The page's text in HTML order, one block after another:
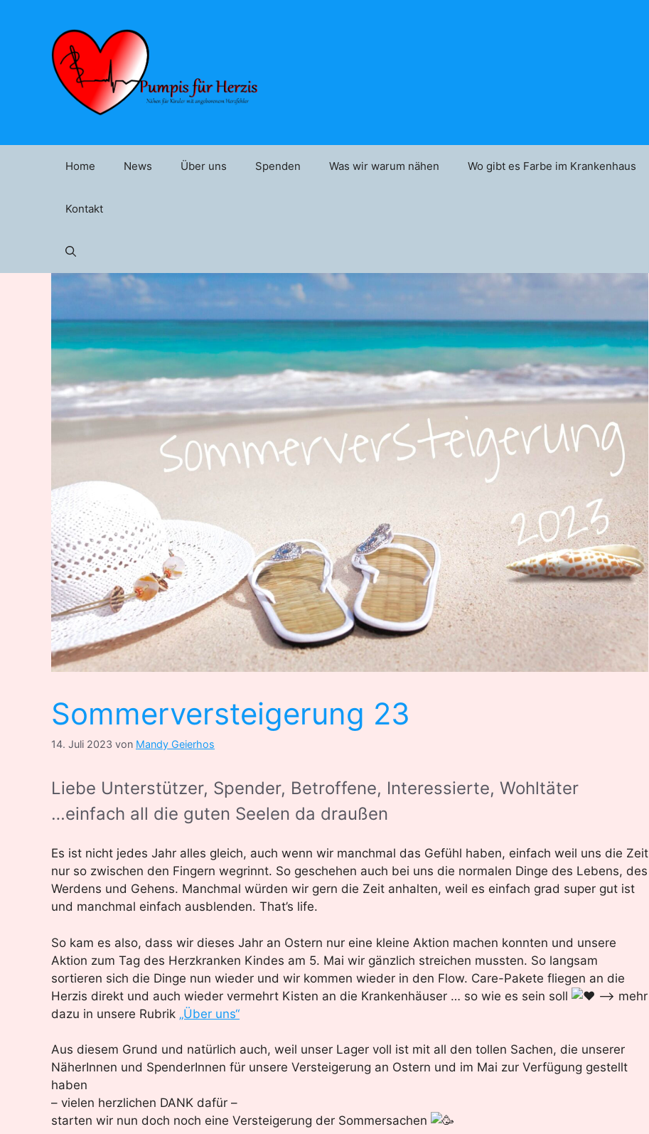
Home News Über uns Spenden Was wir warum nähen Wo gibt es Farbe im Krankenhaus
Kontakt
Sommerversteigerung 23
14. Juli 2023 von Mandy Geierhos
Liebe Unterstützer, Spender, Betroffene, Interessierte, Wohltäter
…einfach all die guten Seelen da draußen
Es ist nicht jedes Jahr alles gleich, auch wenn wir manchmal das Gefühl haben, einfach weil uns die Zeit
nur so zwischen den Fingern wegrinnt. So geschehen auch bei uns die normalen Dinge des Lebens, des
Werdens und Gehens. Manchmal würden wir gern die Zeit anhalten, weil es einfach grad super gut ist
und manchmal einfach ausblenden. That’s life.
So kam es also, dass wir dieses Jahr an Ostern nur eine kleine Aktion machen konnten und unsere
Aktion zum Tag des Herzkranken Kindes am 5. Mai wir gänzlich streichen mussten. So langsam
sortieren sich die Dinge nun wieder und wir kommen wieder in den Flow. Care-Pakete fliegen an die
Herzis direkt und auch wieder vermehrt Kisten an die Krankenhäuser … so wie es sein soll
–> mehr
dazu in unsere Rubrik „Über uns“
Aus diesem Grund und natürlich auch, weil unser Lager voll ist mit all den tollen Sachen, die unserer
NäherInnen und SpenderInnen für unsere Versteigerung an Ostern und im Mai zur Verfügung gestellt
haben
– vielen herzlichen DANK dafür –
starten wir nun doch noch eine Versteigerung der Sommersachen